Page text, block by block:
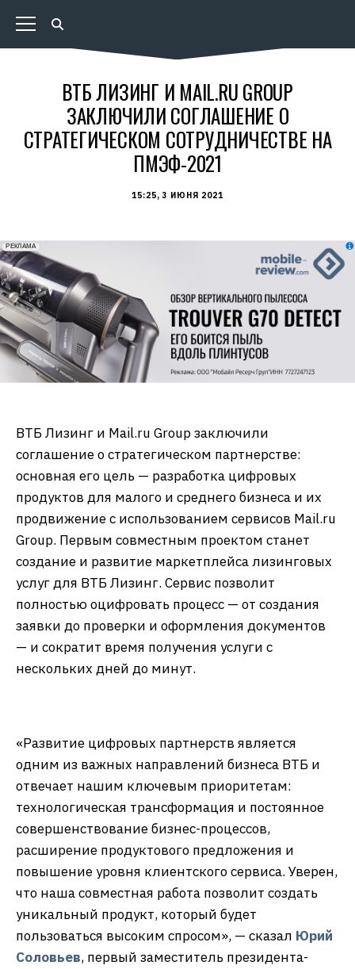
ВТБ ЛИЗИНГ И MAIL.RU GROUP
ЗАКЛЮЧИЛИ СОГЛАШЕНИЕ О
СТРАТЕГИЧЕСКОМ СОТРУДНИЧЕСТВЕ НА
ПМЭФ-2021
15:25, 3 ИЮНЯ 2021
erid: 2VfnxxmNzs5
РЕКЛАМА
ВТБ Лизинг и Mail.ru Group заключили
соглашение о стратегическом партнерстве:
основная его цель — разработка цифровых
продуктов для малого и среднего бизнеса и их
продвижение с использованием сервисов Mail.ru
Group. Первым совместным проектом станет
создание и развитие маркетплейса лизинговых
услуг для ВТБ Лизинг. Сервис позволит
полностью оцифровать процесс — от создания
заявки до проверки и оформления документов
— и сократит время получения услуги с
нескольких дней до минут.
«Развитие цифровых партнерств является
одним из важных направлений бизнеса ВТБ и
отвечает нашим ключевым приоритетам:
технологическая трансформация и постоянное
совершенствование бизнес-процессов,
расширение продуктового предложения и
повышение уровня клиентского сервиса. Уверен,
что наша совместная работа позволит создать
уникальный продукт, который будет
пользоваться высоким спросом», — сказал Юрий
Соловьев, первый заместитель президента-